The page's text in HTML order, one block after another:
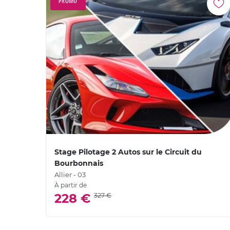
Stage Pilotage 2 Autos sur le Circuit du
Bourbonnais
Allier - 03
À partir de
228 € 327 €